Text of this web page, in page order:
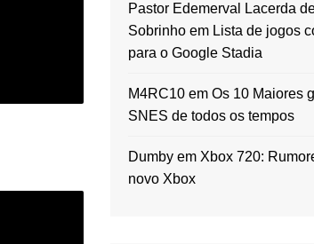
Pastor Edemerval Lacerda
Sobrinho em Lista de jogos
para o Google Stadia
M4RC10 em Os 10 Maiores
SNES de todos os tempos
Dumby em Xbox 720:
novo Xbox